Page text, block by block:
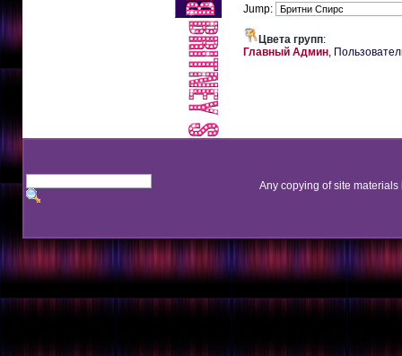
Jump:
Цвета групп:
Главный Админ,
Any copying of site